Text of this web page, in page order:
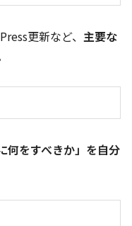
更新など、 主要な
何をすべきか」を自分